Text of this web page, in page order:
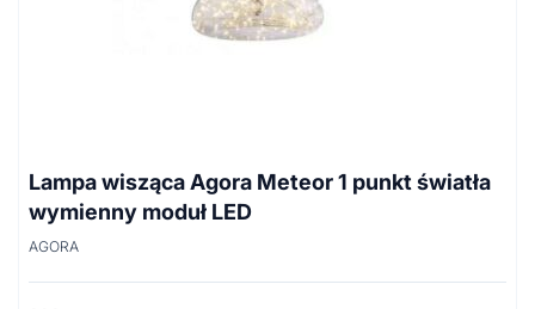
Lampa wisząca Agora Meteor 1 punkt światła
wymienny moduł LED
AGORA